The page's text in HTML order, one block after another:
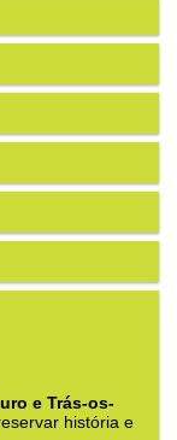
e Trás-os-
história e